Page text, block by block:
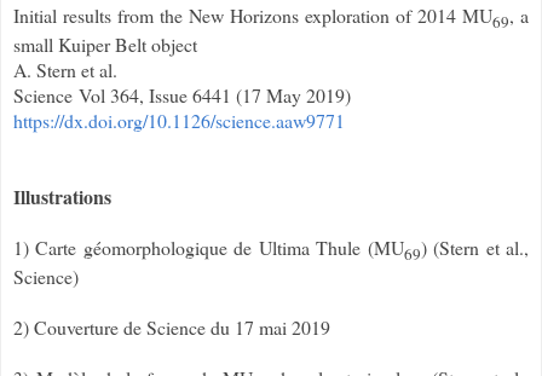
Initial results from the New Horizons exploration of 2014 MU69, a
small Kuiper Belt object
A. Stern et al.
Science Vol 364, Issue 6441 (17 May 2019)
https://dx.doi.org/10.1126/science.aaw9771
Illustrations
1) Carte géomorphologique de Ultima Thule (MU69) (Stern et al.,
Science)
2) Couverture de Science du 17 mai 2019